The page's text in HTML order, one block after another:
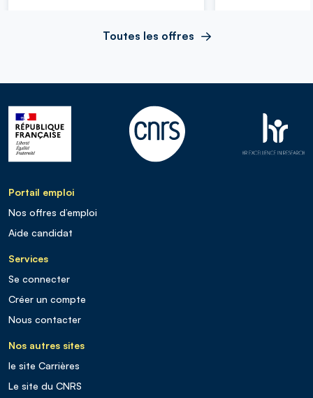
Toutes les offres
Portail emploi
Nos offres d’emploi
Aide candidat
Services
Se connecter
Créer un compte
Nous contacter
Nos autres sites
le site Carrières
Le site du CNRS